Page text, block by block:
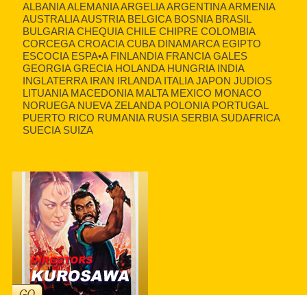
ALBANIA ALEMANIA ARGELIA ARGENTINA ARMENIA
AUSTRALIA AUSTRIA BELGICA BOSNIA BRASIL
BULGARIA CHEQUIA CHILE CHIPRE COLOMBIA
CORCEGA CROACIA CUBA DINAMARCA EGIPTO
ESCOCIA ESPA•A FINLANDIA FRANCIA GALES
GEORGIA GRECIA HOLANDA HUNGRIA INDIA
INGLATERRA IRAN IRLANDA ITALIA JAPON JUDIOS
LITUANIA MACEDONIA MALTA MEXICO MONACO
NORUEGA NUEVA ZELANDA POLONIA PORTUGAL
PUERTO RICO RUMANIA RUSIA SERBIA SUDAFRICA
SUECIA SUIZA